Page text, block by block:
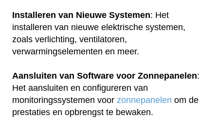
Installeren van Nieuwe Systemen: Het
installeren van nieuwe elektrische systemen,
zoals verlichting, ventilatoren,
verwarmingselementen en meer.
Aansluiten van Software voor Zonnepanelen:
Het aansluiten en configureren van
monitoringssystemen voor zonnepanelen om de
prestaties en opbrengst te bewaken.